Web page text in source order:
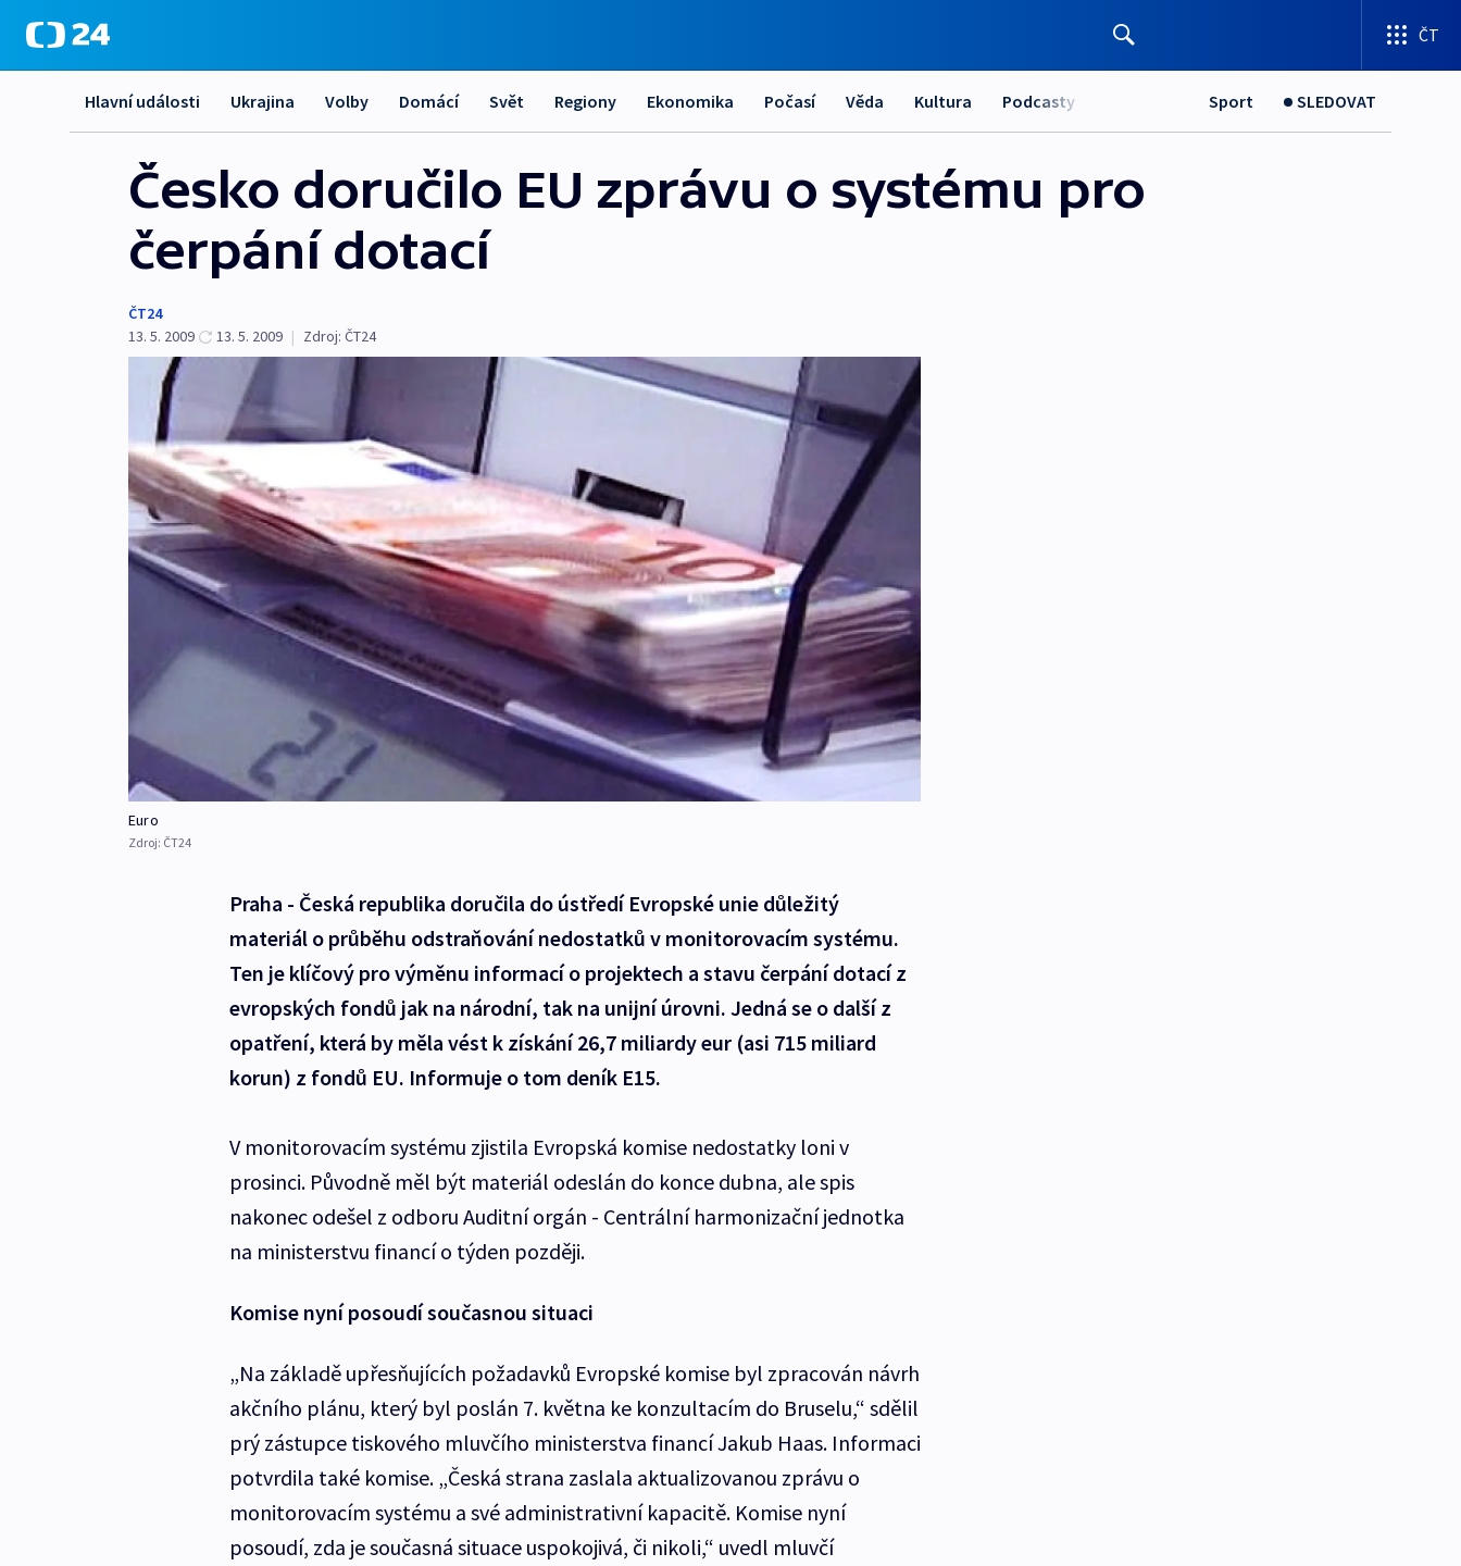
ČT
Hlavní události Ukrajina Volby Domácí Svět Regiony Ekonomika Počasí Věda Kultura Podcasty Sport SLEDOVAT
Česko doručilo EU zprávu o systému pro
čerpání dotací
ČT24
13. 5. 2009
13. 5. 2009 | Zdroj: ČT24
Euro
Zdroj: ČT24
Praha - Česká republika doručila do ústředí Evropské unie důležitý
materiál o průběhu odstraňování nedostatků v monitorovacím systému.
Ten je klíčový pro výměnu informací o projektech a stavu čerpání dotací z
evropských fondů jak na národní, tak na unijní úrovni. Jedná se o další z
opatření, která by měla vést k získání 26,7 miliardy eur (asi 715 miliard
korun) z fondů EU. Informuje o tom deník E15.
V monitorovacím systému zjistila Evropská komise nedostatky loni v
prosinci. Původně měl být materiál odeslán do konce dubna, ale spis
nakonec odešel z odboru Auditní orgán - Centrální harmonizační jednotka
na ministerstvu financí o týden později.
Komise nyní posoudí současnou situaci
„Na základě upřesňujících požadavků Evropské komise byl zpracován návrh
akčního plánu, který byl poslán 7. května ke konzultacím do Bruselu,“ sdělil
prý zástupce tiskového mluvčího ministerstva financí Jakub Haas. Informaci
potvrdila také komise. „Česká strana zaslala aktualizovanou zprávu o
monitorovacím systému a své administrativní kapacitě. Komise nyní
posoudí, zda je současná situace uspokojivá, či nikoli,“ uvedl mluvčí